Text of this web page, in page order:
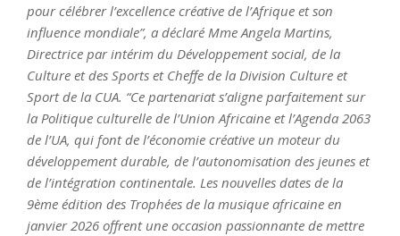
pour célébrer l’excellence créative de l’Afrique et son
influence mondiale”, a déclaré Mme Angela Martins,
Directrice par intérim du Développement social, de la
Culture et des Sports et Cheffe de la Division Culture et
Sport de la CUA. “Ce partenariat s’aligne parfaitement sur
la Politique culturelle de l’Union Africaine et l’Agenda 2063
de l’UA, qui font de l’économie créative un moteur du
développement durable, de l’autonomisation des jeunes et
de l’intégration continentale. Les nouvelles dates de la
9ème édition des Trophées de la musique africaine en
janvier 2026 offrent une occasion passionnante de mettre